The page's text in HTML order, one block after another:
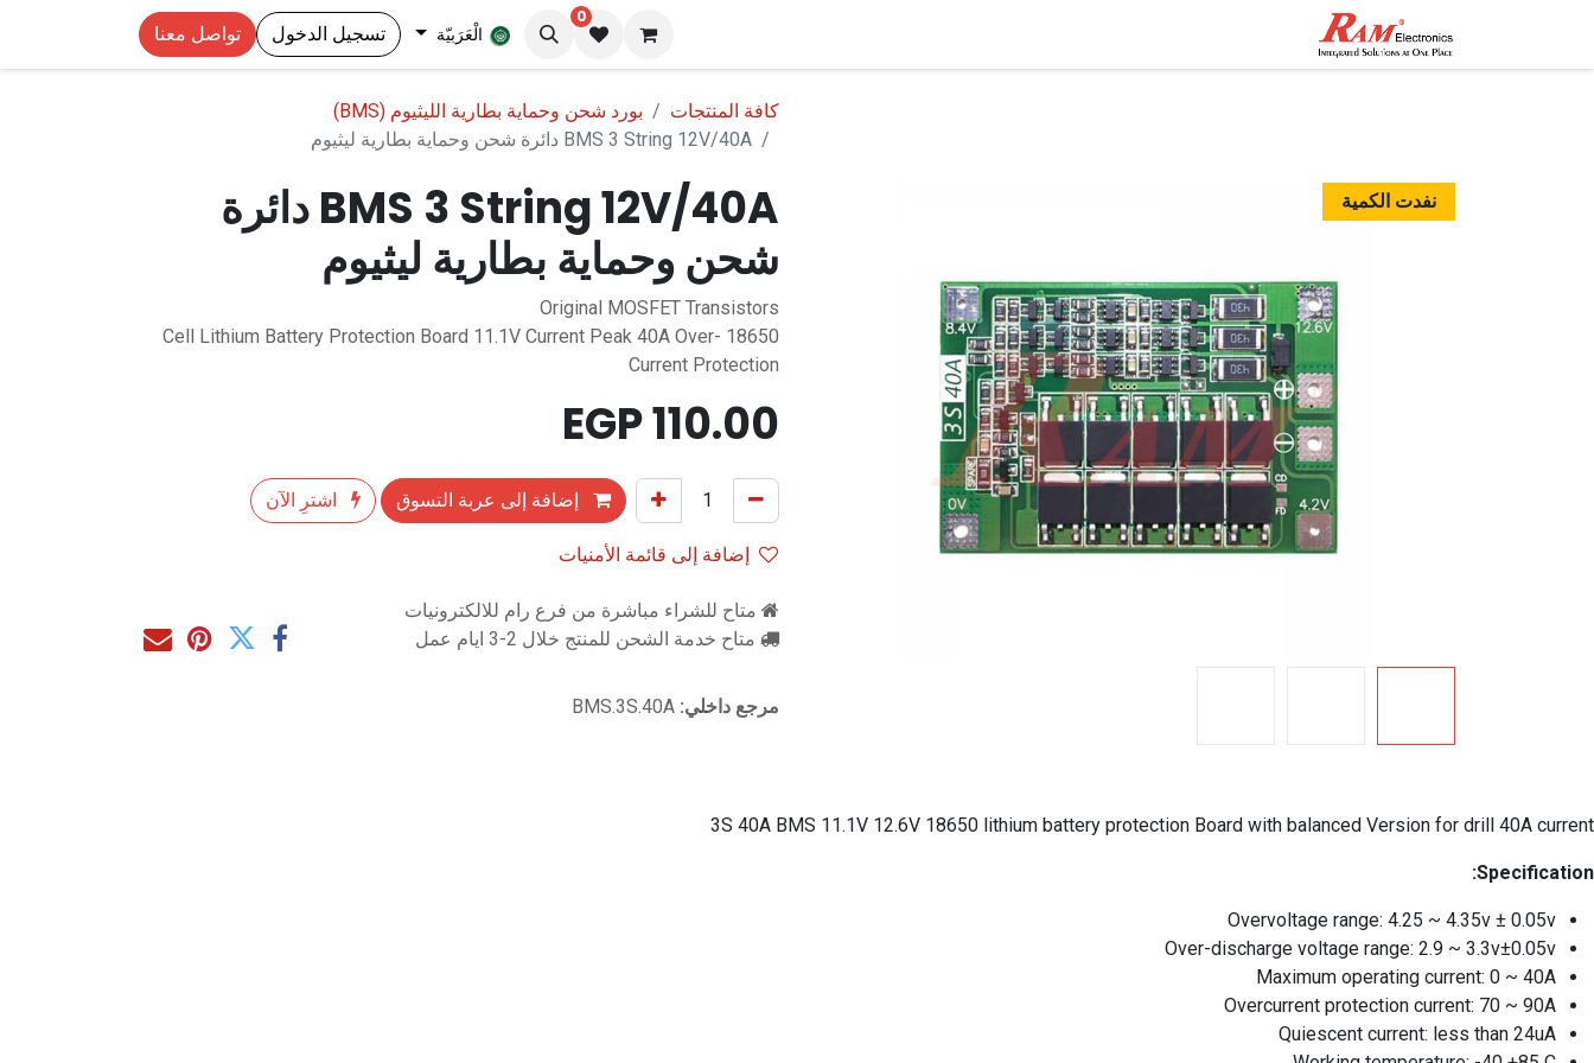
0
الْعَرَبيّة تسجيل الدخول تواصل معنا
كافة المنتجات
بورد شحن وحماية بطارية الليثيوم (BMS)
BMS 3 String 12V/40A دائرة شحن وحماية بطارية ليثيوم
نفدت الكمية
BMS 3 String 12V/40A دائرة
شحن وحماية بطارية ليثيوم
Original MOSFET Transistors
18650 Cell Lithium Battery Protection Board 11.1V Current Peak 40A Over-
Current Protection
110.00
إضافة إلى عربة التسوق
اشترِ الآن
إضافة إلى قائمة الأمنيات
متاح للشراء مباشرة من فرع رام للالكترونيات
متاح خدمة الشحن للمنتج خلال 2-3 ايام عمل
مرجع داخلي: BMS.3S.40A
3S 40A BMS 11.1V 12.6V 18650 lithium battery protection Board with balanced Version for drill 40A current
Specification:
Overvoltage range: 4.25 ~ 4.35v ± 0.05v
Over-discharge voltage range: 2.9 ~ 3.3v±0.05v
Maximum operating current: 0 ~ 40A
Overcurrent protection current: 70 ~ 90A
Quiescent current: less than 24uA